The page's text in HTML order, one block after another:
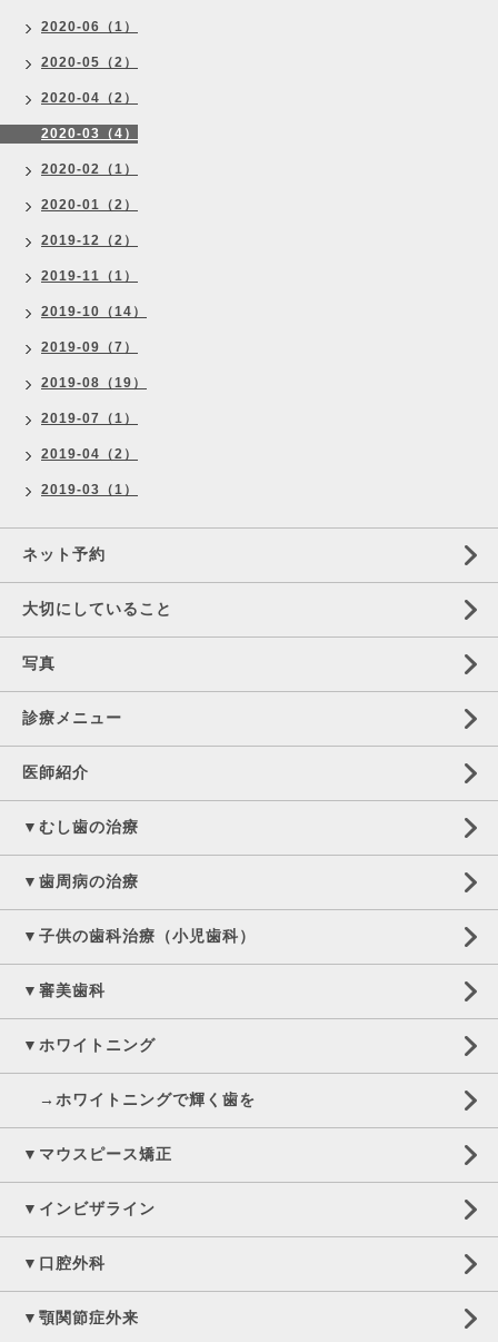
2020-06（1）
2020-05（2）
2020-04（2）
2020-03（4）
2020-02（1）
2020-01（2）
2019-12（2）
2019-11（1）
2019-10（14）
2019-09（7）
2019-08（19）
2019-07（1）
2019-04（2）
2019-03（1）
ネット予約
大切にしていること
写真
診療メニュー
医師紹介
▼むし歯の治療
▼歯周病の治療
▼子供の歯科治療（小児歯科）
▼審美歯科
▼ホワイトニング
→ホワイトニングで輝く歯を
▼マウスピース矯正
▼インビザライン
▼口腔外科
▼顎関節症外来